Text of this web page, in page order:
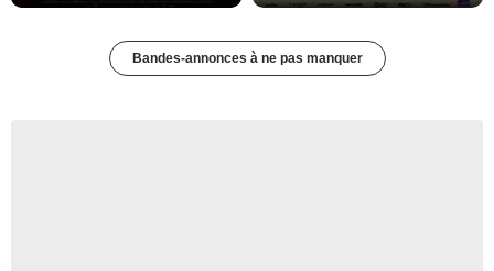
Bandes-annonces à ne pas manquer